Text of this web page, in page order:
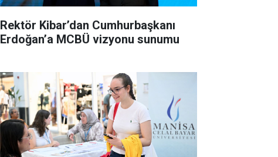
Rektör Kibar’dan Cumhurbaşkanı
Erdoğan’a MCBÜ vizyonu sunumu